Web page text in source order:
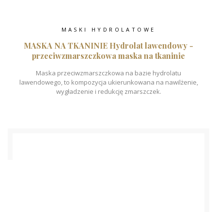
MASKI HYDROLATOWE
MASKA NA TKANINIE Hydrolat lawendowy -
przeciwzmarszczkowa maska na tkaninie
Maska przeciwzmarszczkowa na bazie hydrolatu
lawendowego, to kompozycja ukierunkowana na nawilżenie,
wygładzenie i redukcję zmarszczek.